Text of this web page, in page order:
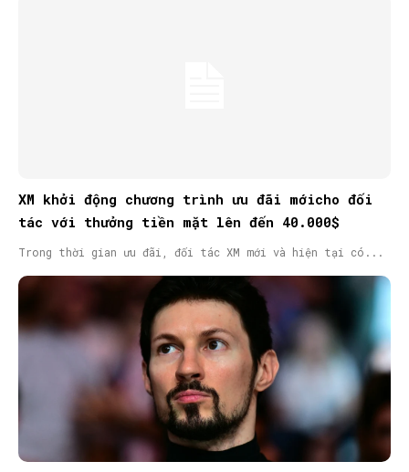
XM khởi động chương trình ưu đãi mớicho đối
tác với thưởng tiền mặt lên đến 40.000$
Trong thời gian ưu đãi, đối tác XM mới và hiện tại có...